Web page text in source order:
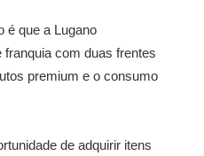
é que a Lugano
com duas frentes
premium e o consumo
de adquirir itens